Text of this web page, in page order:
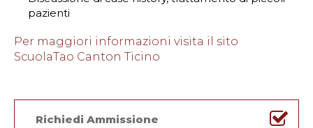
pazienti
Per maggiori informazioni visita il sito
ScuolaTao Canton Ticino
Richiedi Ammissione